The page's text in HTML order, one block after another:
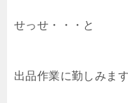
せっせ・・・と
出品作業に勤しみます